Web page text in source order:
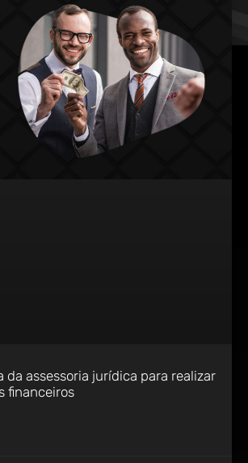
da assessoria jurídica para realizar
financeiros